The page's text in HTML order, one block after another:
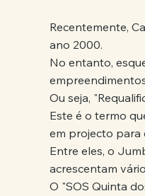
Recentemente,
ano 2000.
No entanto,
Ou seja,
Este é o termo
em projecto para
Entre eles, o
acrescentam
O "SOS Quinta